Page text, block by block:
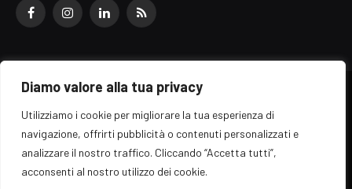
Diamo valore alla tua privacy
Utilizziamo i cookie per migliorare la tua esperienza di
navigazione, offrirti pubblicità o contenuti personalizzati e
analizzare il nostro traffico. Cliccando “Accetta tutti”,
acconsenti al nostro utilizzo dei cookie.
FacebookInstagramLinkedInRSS
© 2026 EZ Rome Designed by ARvis.it
Il portale EZ Rome e' una testata giornalistica di carattere generalista
registrata al tribunale di Roma - Numero 389/2008
Direttore responsabile: Raffaella Roani - ISSN: 2036-783X
Edito da ARvis.it srl - via Alessandria 88 - 00198 Roma CF/PI/R.I.